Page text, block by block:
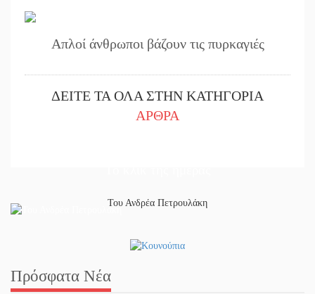
Απλοί άνθρωποι βάζουν τις πυρκαγιές
ΔΕΙΤΕ ΤΑ ΟΛΑ ΣΤΗΝ ΚΑΤΗΓΟΡΙΑ
ΑΡΘΡΑ
Του Ανδρέα Πετρουλάκη
Πρόσφατα Νέα